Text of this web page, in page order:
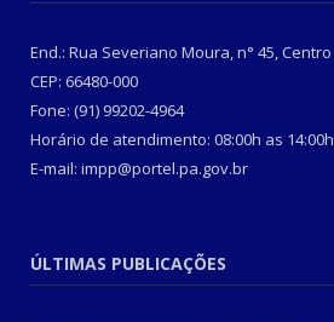
End.: Rua Severiano Moura, n° 45, Centro
CEP: 66480-000
Fone: (91) 99202-4964
Horário de atendimento: 08:00h as 14:00h
E-mail: impp@portel.pa.gov.br
ÚLTIMAS PUBLICAÇÕES